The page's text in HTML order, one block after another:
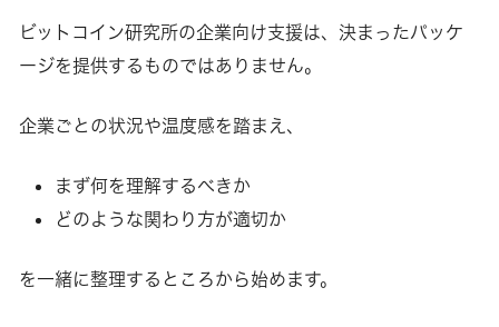
ビットコイン研究所の企業向け支援は、決まったパッケ
ージを提供するものではありません。
企業ごとの状況や温度感を踏まえ、
まず何を理解するべきか
どのような関わり方が適切か
を一緒に整理するところから始めます。